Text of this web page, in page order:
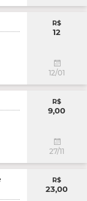
R$
12
12/01
R$
9,00
27/11
R$
23,00